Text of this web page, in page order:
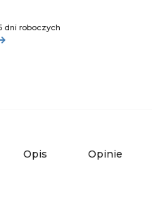
dni roboczych
Opis Opinie